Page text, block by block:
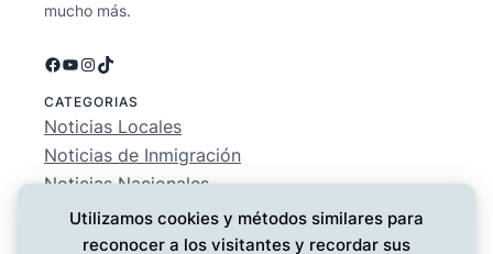
mucho más.
Facebook
YouTube
Instagram
TikTok
CATEGORIAS
Noticias Locales
Noticias de Inmigración
Noticias Nacionales
Deportes
Entretenimiento
Utilizamos cookies y métodos similares para
reconocer a los visitantes y recordar sus